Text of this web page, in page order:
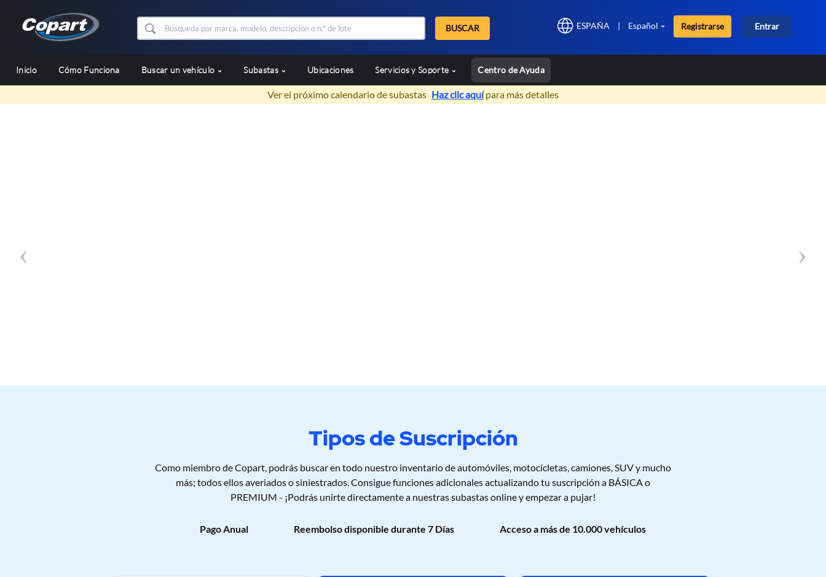
BUSCAR ESPAÑA | Español Registrarse Entrar
Inicio Cómo Funciona Buscar un vehículo Subastas Ubicaciones Servicios y Soporte Centro de Ayuda
Ver el próximo calendario de subastas Haz clic aquípara más detalles
Tipos de Suscripción
Como miembro de Copart, podrás buscar en todo nuestro inventario de automóviles, motocicletas, camiones, SUV y mucho
más; todos ellos averiados o siniestrados. Consigue funciones adicionales actualizando tu suscripción a BÁSICA o
PREMIUM - ¡Podrás unirte directamente a nuestras subastas online y empezar a pujar!
Pago Anual Reembolso disponible durante 7 Días Acceso a más de 10.000 vehículos